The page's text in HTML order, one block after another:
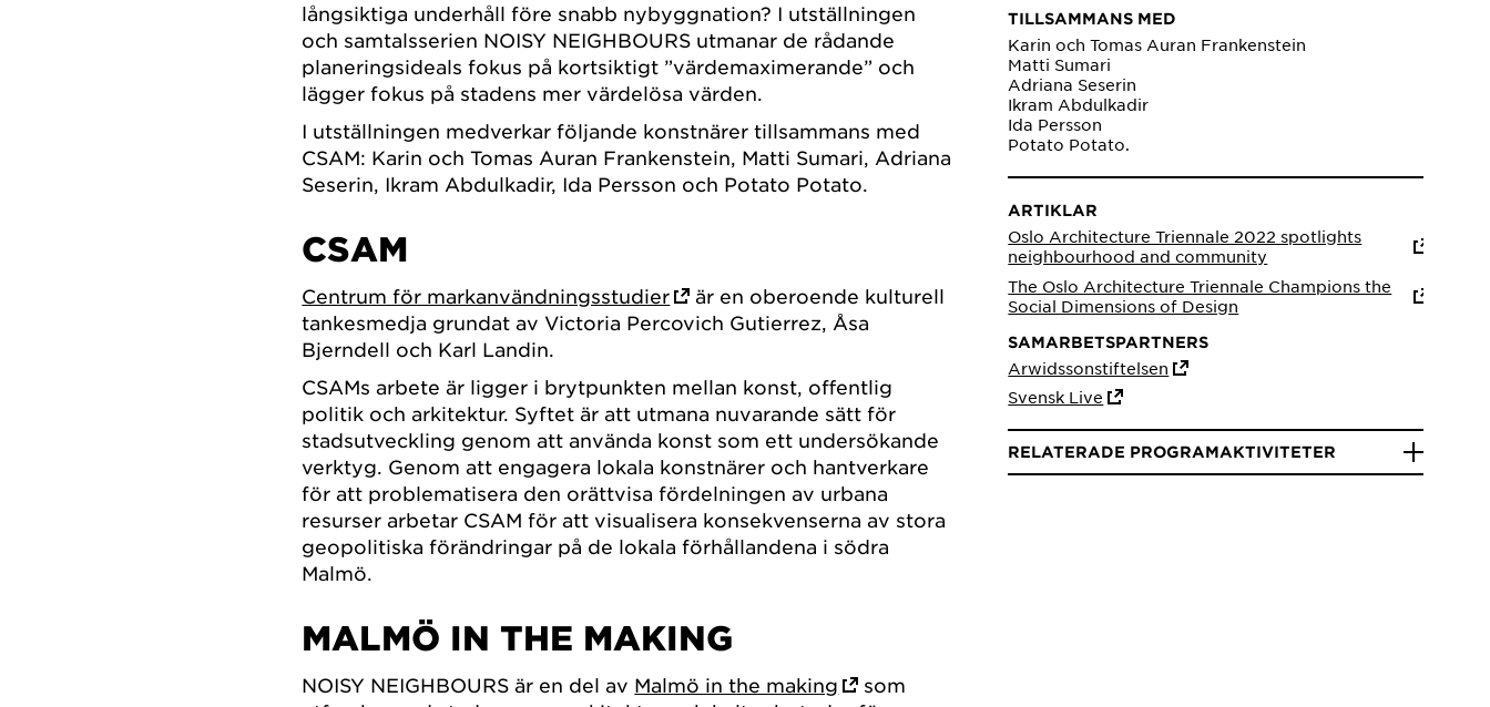
långsiktiga underhåll före snabb nybyggnation? I utställningen
och samtalsserien NOISY NEIGHBOURS utmanar de rådande
planeringsideals fokus på kortsiktigt ”värdemaximerande” och
lägger fokus på stadens mer värdelösa värden.
I utställningen medverkar följande konstnärer tillsammans med
CSAM: Karin och Tomas Auran Frankenstein, Matti Sumari, Adriana
Seserin, Ikram Abdulkadir, Ida Persson och Potato Potato.
CSAM
Centrum för markanvändningsstudier
är en oberoende kulturell
tankesmedja grundat av Victoria Percovich Gutierrez, Åsa
Bjerndell och Karl Landin.
CSAMs arbete är ligger i brytpunkten mellan konst, offentlig
politik och arkitektur. Syftet är att utmana nuvarande sätt för
stadsutveckling genom att använda konst som ett undersökande
verktyg. Genom att engagera lokala konstnärer och hantverkare
för att problematisera den orättvisa fördelningen av urbana
resurser arbetar CSAM för att visualisera konsekvenserna av stora
geopolitiska förändringar på de lokala förhållandena i södra
Malmö.
MALMÖ IN THE MAKING
NOISY NEIGHBOURS är en del av Malmö in the making
som
TILLSAMMANS MED
Karin och Tomas Auran Frankenstein
Matti Sumari
Adriana Seserin
Ikram Abdulkadir
Ida Persson
Potato Potato.
ARTIKLAR
Oslo Architecture Triennale 2022 spotlights
neighbourhood and community
The Oslo Architecture Triennale Champions the
Social Dimensions of Design
SAMARBETSPARTNERS
Arwidssonstiftelsen
Svensk Live
RELATERADE PROGRAMAKTIVITETER